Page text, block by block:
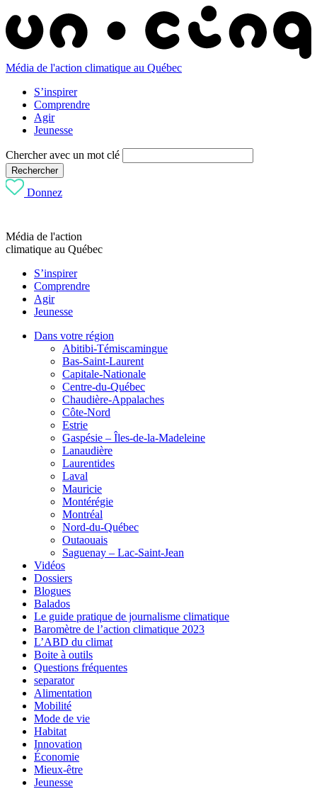
Média de l'action climatique au Québec
S’inspirer
Comprendre
Agir
Jeunesse
Chercher avec un mot clé
Rechercher
Donnez
Média de l'action
climatique au Québec
S’inspirer
Comprendre
Agir
Jeunesse
Dans votre région
Abitibi-Témiscamingue
Bas-Saint-Laurent
Capitale-Nationale
Centre-du-Québec
Chaudière-Appalaches
Côte-Nord
Estrie
Gaspésie – Îles-de-la-Madeleine
Lanaudière
Laurentides
Laval
Mauricie
Montérégie
Montréal
Nord-du-Québec
Outaouais
Saguenay – Lac-Saint-Jean
Vidéos
Dossiers
Blogues
Balados
Le guide pratique de journalisme climatique
Baromètre de l’action climatique 2023
L’ABD du climat
Boite à outils
Questions fréquentes
separator
Alimentation
Mobilité
Mode de vie
Habitat
Innovation
Économie
Mieux-être
Jeunesse